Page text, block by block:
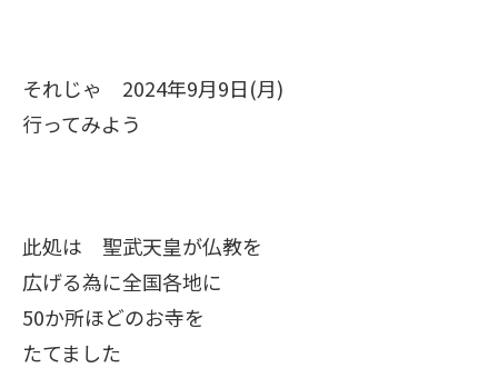
それじゃ 2024年9月9日(月)
行ってみよう
此処は 聖武天皇が仏教を
広げる為に全国各地に
50か所ほどのお寺を
たてました